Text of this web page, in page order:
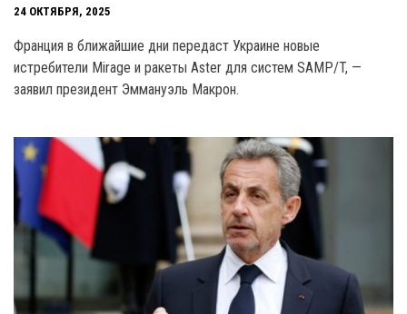
24 ОКТЯБРЯ, 2025
Франция в ближайшие дни передаст Украине новые
истребители Mirage и ракеты Aster для систем SAMP/T, —
заявил президент Эммануэль Макрон.